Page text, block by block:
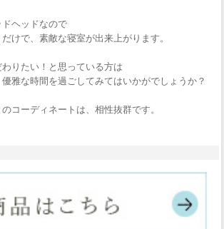
ヘッドなので
けで、素敵な寝室が出来上がります。
りたい！と思っている方は
雅な時間を過ごしてみてはいかがでしょうか？
コーディネートは、相性抜群です。